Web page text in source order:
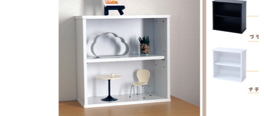
イページ/会員登録